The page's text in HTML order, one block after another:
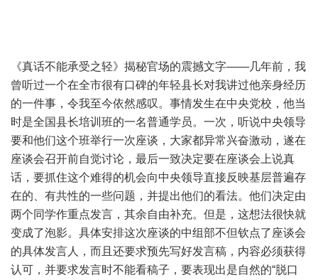
《真话不能承受之轻》揭秘官场的震撼文字——几年前，我
曾听过一个在全市很有口碑的年轻县长对我讲过他亲身经历
的一件事，令我至今依然感叹。事情发生在中央党校，他当
时是全国县长培训班的一名普通学员。一次，听说中央领导
要和他们这个班举行一次座谈，大家都异常兴奋激动，遂在
座谈会召开前自觉讨论，最后一致决定要在座谈会上说真
话，要抓住这个难得的机会向中央领导直接反映基层普遍存
在的、有共性的一些问题，并提出他们的看法。他们决定由
两个同学作重点发言，其余自由补充。但是，这想法很快就
变成了泡影。具体安排这次座谈的中组部不但钦点了座谈会
的具体发言人，而且还要求预先写好发言稿，内容必须获得
认可，并要求发言时不能看稿子，要表现出是自然的“脱口